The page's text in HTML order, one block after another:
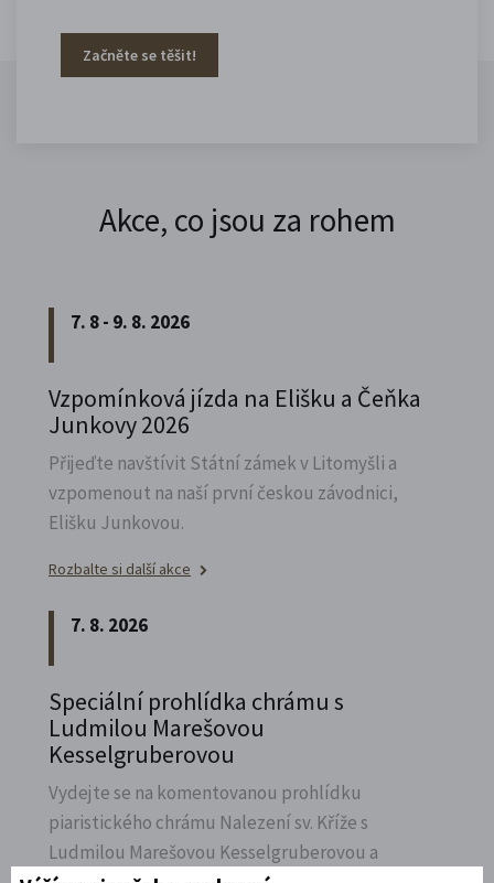
Začněte se těšit!
Akce, co jsou za rohem
7. 8 - 9. 8. 2026
Vzpomínková jízda na Elišku a Čeňka
Junkovy 2026
Přijeďte navštívit Státní zámek v Litomyšli a
vzpomenout na naší první českou závodnici,
Elišku Junkovou.
Rozbalte si další akce
7. 8. 2026
Speciální prohlídka chrámu s
Ludmilou Marešovou
Kesselgruberovou
Vydejte se na komentovanou prohlídku
piaristického chrámu Nalezení sv. Kříže s
Ludmilou Marešovou Kesselgruberovou a